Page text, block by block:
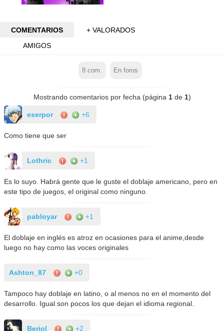
COMENTARIOS
+ VALORADOS
AMIGOS
8 com. En foros
Mostrando comentarios por fecha (página 1de 1)
eserpor +6
Como tiene que ser
Lothric +1
Es lo suyo. Habrá gente que le guste el doblaje americano, pero en
este tipo de juegos, el original como ninguno.
pabloyar +1
El doblaje en inglés es atroz en ocasiones para el anime,desde
luego no hay como las voces originales
Ashton_87 +0
Tampoco hay doblaje en latino, o al menos no en el momento del
desarrollo. Igual son pocos los que dejan el idioma regional.
Beriol +2